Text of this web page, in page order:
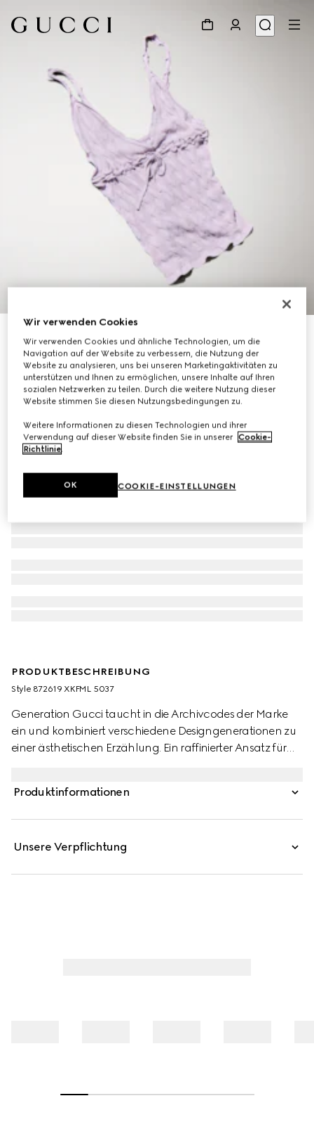
Oberteil aus geflochtenem Baumwollgemisch
€ 1.500
PRODUKTBESCHREIBUNG
Style ‎872619 XKFML 5037
Generation Gucci taucht in die Archivcodes der Marke
ein und kombiniert verschiedene Designgenerationen zu
einer ästhetischen Erzählung. Ein raffinierter Ansatz für
aus feiner geflochtener Baumwollviskose wird durch
Produktinformationen
Unsere Verpflichtung
Wir verwenden Cookies
Wir verwenden Cookies und ähnliche Technologien, um die
Navigation auf der Website zu verbessern, die Nutzung der
Website zu analysieren, uns bei unseren Marketingaktivitäten zu
unterstützen und Ihnen zu ermöglichen, unsere Inhalte auf Ihren
sozialen Netzwerken zu teilen. Durch die weitere Nutzung dieser
Website stimmen Sie diesen Nutzungsbedingungen zu.
Weitere Informationen zu diesen Technologien und ihrer
Verwendung auf dieser Website finden Sie in unserer Cookie-
Richtlinie.
COOKIE-EINSTELLUNGEN
OK